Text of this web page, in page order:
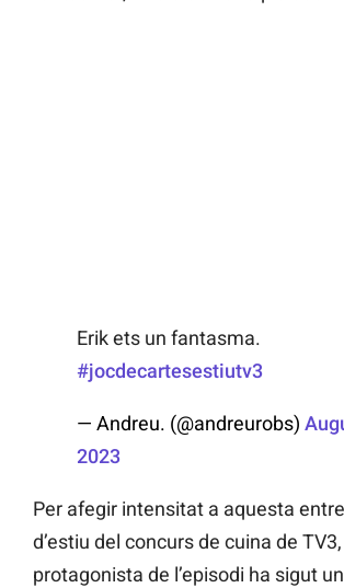
Erik ets un fantasma.
#jocdecartesestiutv3
— Andreu. (@andreurobs)
2023
Per afegir intensitat a aquesta
d’estiu del concurs de cuina de
protagonista de l’episodi ha sigut